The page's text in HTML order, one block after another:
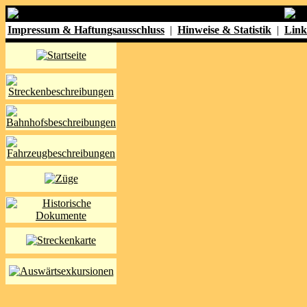
Impressum & Haftungsausschluss | Hinweise & Statistik |